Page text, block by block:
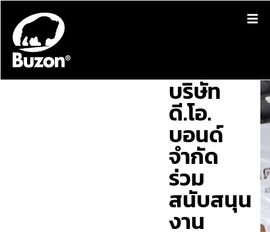
บริษัท
ดี.โอ.
บอนด์
จำกัด
ร่วม
สนับสนุน
งาน